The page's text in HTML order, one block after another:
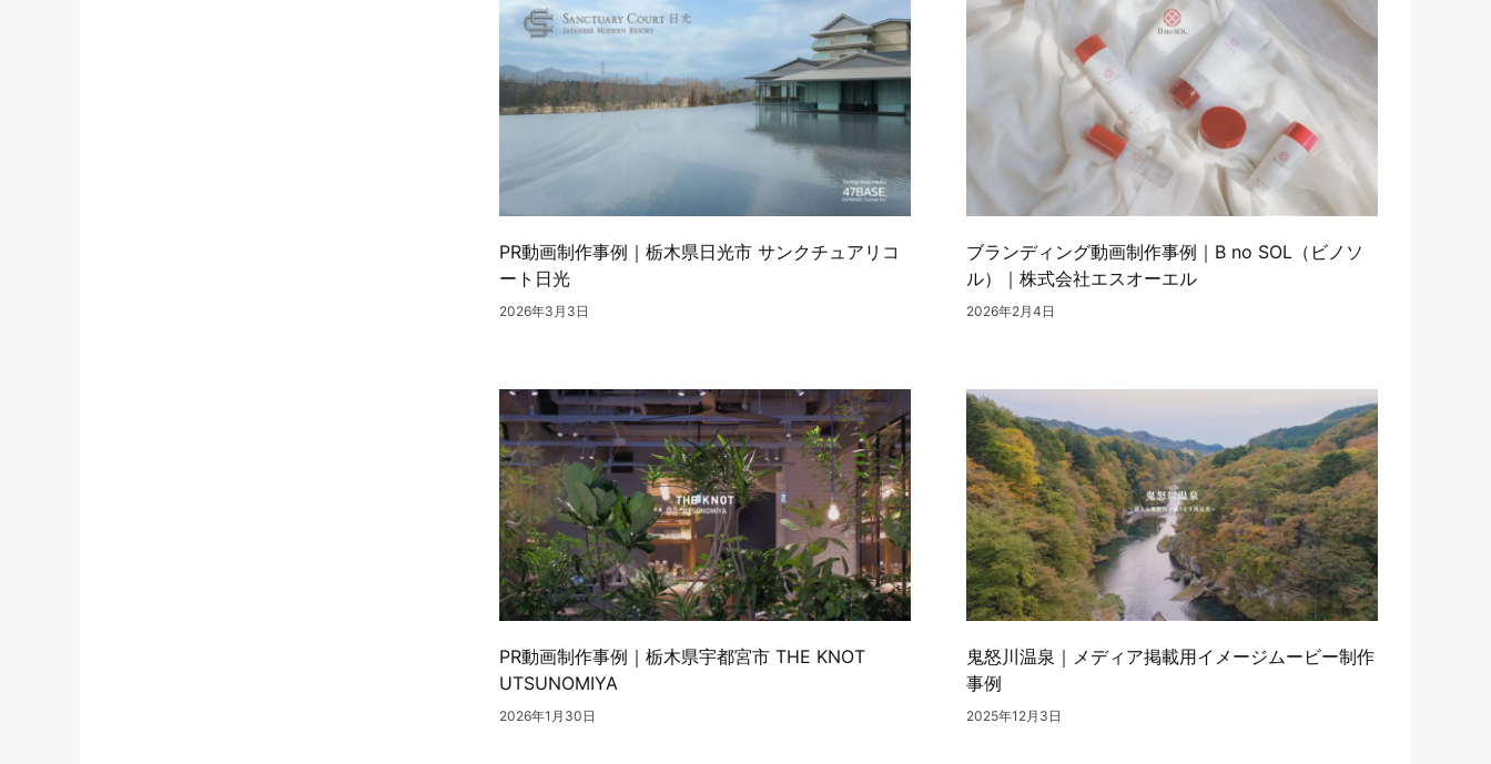
PR動画制作事例｜栃木県日光市 サンクチュアリコ
ート日光
2026年3月3日
ブランディング動画制作事例｜B no SOL（ビノソ
ル）｜株式会社エスオーエル
2026年2月4日
PR動画制作事例｜栃木県宇都宮市 THE KNOT
UTSUNOMIYA
2026年1月30日
鬼怒川温泉｜メディア掲載用イメージムービー制作
事例
2025年12月3日